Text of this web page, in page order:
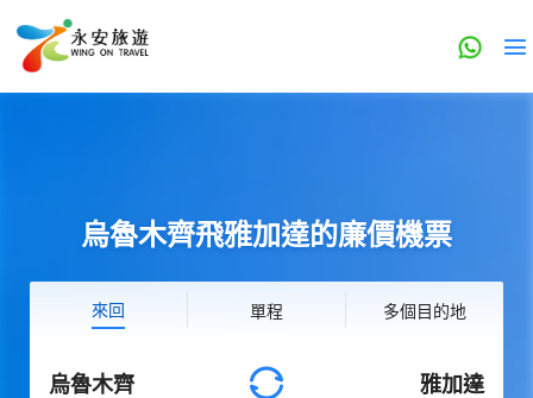
烏魯木齊飛雅加達的廉價機票
來回 單程 多個目的地
烏魯木齊 雅加達